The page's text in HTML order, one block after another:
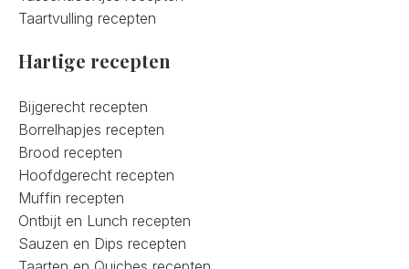
Taartvulling recepten
Hartige recepten
Bijgerecht recepten
Borrelhapjes recepten
Brood recepten
Hoofdgerecht recepten
Muffin recepten
Ontbijt en Lunch recepten
Sauzen en Dips recepten